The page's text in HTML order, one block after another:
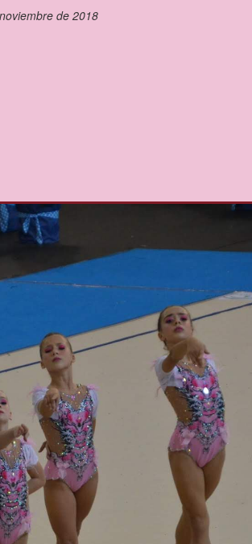
de 2018